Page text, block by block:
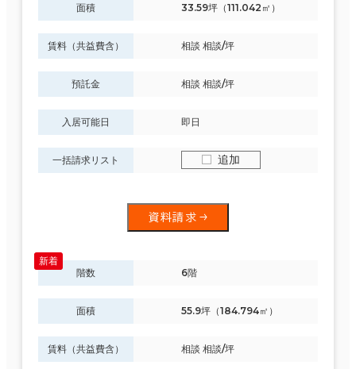
面積 33.59坪（111.042㎡）
賃料（共益費含） 相談 相談/坪
預託金 相談 相談/坪
入居可能日 即日
一括請求リスト 追加
資料請求
階数 6階
面積 55.9坪（184.794㎡）
賃料（共益費含） 相談 相談/坪